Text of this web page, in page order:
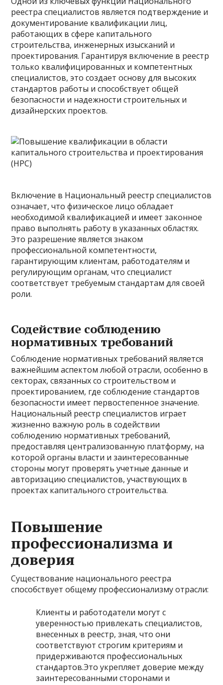
реестра специалистов является подтверждение и
документирование квалификации лиц,
работающих в сфере капитального
строительства, инженерных изысканий и
проектирования. Гарантируя включение в реестр
только квалифицированных и компетентных
специалистов, это создает основу для высоких
стандартов работы и способствует общей
безопасности и надежности строительных и
дизайнерских проектов.
Включение в Национальный реестр специалистов
означает, что физическое лицо обладает
необходимой квалификацией и имеет законное
право выполнять работу в указанных областях.
Это разрешение является знаком
профессиональной компетентности,
гарантирующим клиентам, работодателям и
регулирующим органам, что специалист
соответствует требуемым стандартам для своей
роли.
Содействие соблюдению
нормативных требований
Соблюдение нормативных требований является
важнейшим аспектом любой отрасли, особенно в
секторах, связанных со строительством и
проектированием, где соблюдение стандартов
безопасности имеет первостепенное значение.
Национальный реестр специалистов играет
жизненно важную роль в содействии
соблюдению нормативных требований,
предоставляя централизованную платформу, на
которой органы власти и заинтересованные
стороны могут проверять учетные данные и
авторизацию специалистов, участвующих в
проектах капитального строительства.
Повышение
профессионализма и
доверия
Существование национального реестра
способствует общему профессионализму отрасли:
Клиенты и работодатели могут с
уверенностью привлекать специалистов,
внесенных в реестр, зная, что они
соответствуют строгим критериям и
придерживаются профессиональных
стандартов.Это укрепляет доверие между
заинтересованными сторонами и